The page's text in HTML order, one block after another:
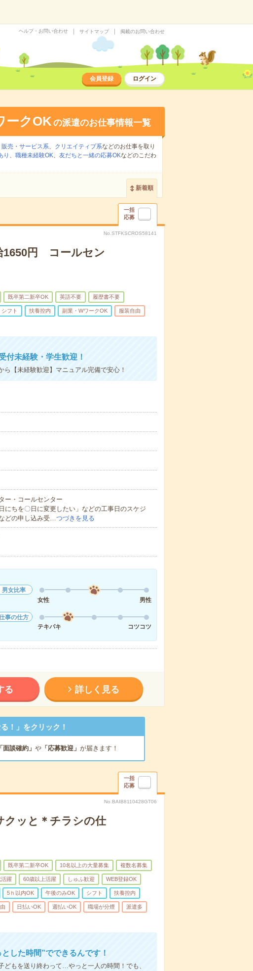
ヘルプ・お問い合わせ サイトマップ 掲載のお問い合わせ
会員登録 ログイン
ークOKの派遣のお仕事情報一覧
販売・サービス系、 クリエイティブ系などのお仕事を取り
り 、 職種未経験OK、 友だちと一緒の応募OKなどのこだわ
新着順
一括
応募
No.STFKSCROS58141
1650円 コールセン
既卒第二新卒OK 英語不要 履歴書不要
シフト 扶養控内 副業・WワークOK 服装自由
付未経験・学生歓迎！
ら【未経験歓迎】マニュアル完備で安心！
ー・コールセンター
にちを〇日に変更したい」などの工事日のスケジ
どの申し込み受…つづきを見る
男女比率
女性
男性
事の仕方
テキパキ
コツコツ
る 詳しく見る
！」をクリック！
「面談確約」 や「応募歓迎」 が届きます！
一括
応募
No.BAIB8110428GT06
クッと＊チラシの仕
既卒第二新卒OK 10名以上の大量募集 複数名募集
躍 60歳以上活躍 しゅふ歓迎 WEB登録OK
5ｈ以内OK 午後のみOK シフト 扶養控内
日払いOK 週払いOK 職場が分煙 派遣多
した時間”でできるんです！
もを送り終わって…やっと一人の時間！でも、